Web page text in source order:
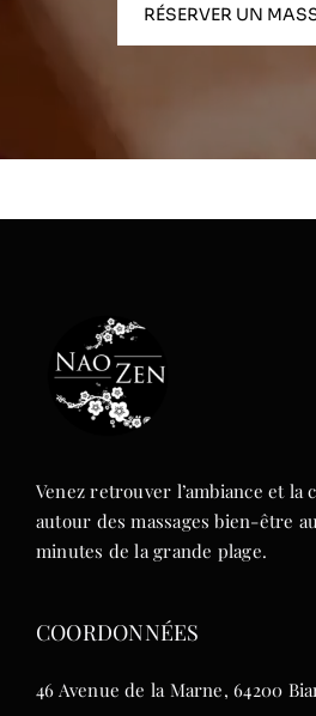
RÉSERVER UN
Venez retrouver l’ambiance et la
autour des massages bien-être
minutes de la grande plage.
COORDONNÉES
46 Avenue de la Marne, 64200